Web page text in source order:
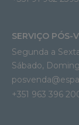
SERVIÇO PÓS-
Segunda a
Sábado,
+351 963 396